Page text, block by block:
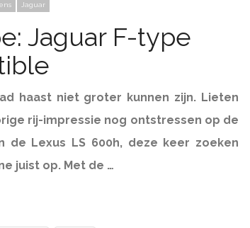
Jaguar
Jaguar F-type
haast niet groter kunnen zijn. Lieten
rij-impressie nog ontstressen op de
de Lexus LS 600h, deze keer zoeken
juist op. Met de …